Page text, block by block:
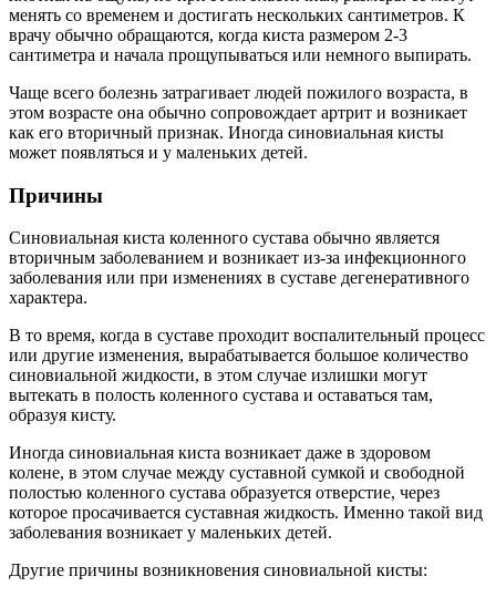
менять со временем и достигать нескольких сантиметров. К
врачу обычно обращаются, когда киста размером 2-3
сантиметра и начала прощупываться или немного выпирать.
Чаще всего болезнь затрагивает людей пожилого возраста, в
этом возрасте она обычно сопровождает артрит и возникает
как его вторичный признак. Иногда синовиальная кисты
может появляться и у маленьких детей.
Причины
Синовиальная киста коленного сустава обычно является
вторичным заболеванием и возникает из-за инфекционного
заболевания или при изменениях в суставе дегенеративного
характера.
В то время, когда в суставе проходит воспалительный процесс
или другие изменения, вырабатывается большое количество
синовиальной жидкости, в этом случае излишки могут
вытекать в полость коленного сустава и оставаться там,
образуя кисту.
Иногда синовиальная киста возникает даже в здоровом
колене, в этом случае между суставной сумкой и свободной
полостью коленного сустава образуется отверстие, через
которое просачивается суставная жидкость. Именно такой вид
заболевания возникает у маленьких детей.
Другие причины возникновения синовиальной кисты: